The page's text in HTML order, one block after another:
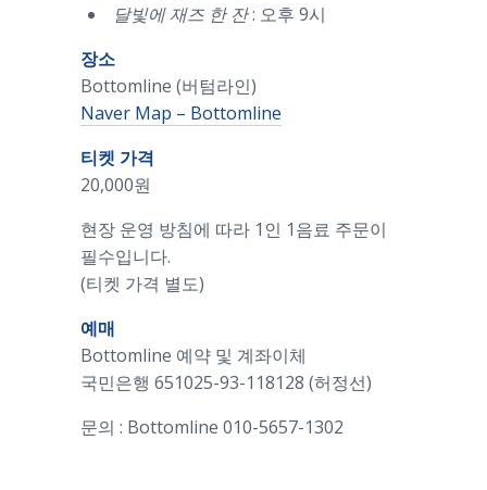
달빛에 재즈 한 잔: 오후 9시
장소
Bottomline (버텀라인)
Naver Map – Bottomline
티켓 가격
20,000원
현장 운영 방침에 따라 1인 1음료 주문이
필수입니다.
(티켓 가격 별도)
예매
Bottomline 예약 및 계좌이체
국민은행 651025-93-118128 (허정선)
문의 : Bottomline 010-5657-1302